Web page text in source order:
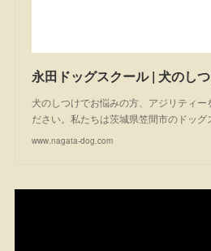
犬のしつけでお悩みの方、アジリティー
ださい。私たちは茨城県笠間市のドッグ
www.nagata-dog.com